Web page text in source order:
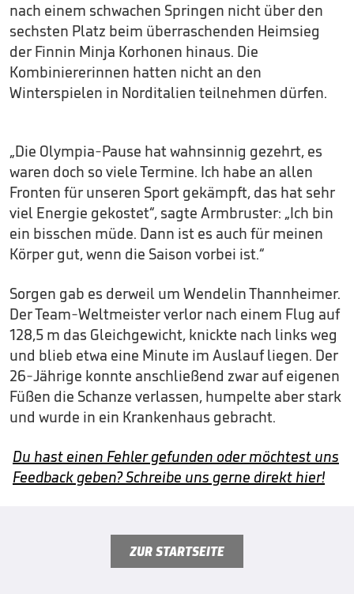
nach einem schwachen Springen nicht über den
sechsten Platz beim überraschenden Heimsieg
der Finnin Minja Korhonen hinaus. Die
Kombiniererinnen hatten nicht an den
Winterspielen in Norditalien teilnehmen dürfen.
„Die Olympia-Pause hat wahnsinnig gezehrt, es
waren doch so viele Termine. Ich habe an allen
Fronten für unseren Sport gekämpft, das hat sehr
viel Energie gekostet“, sagte Armbruster: „Ich bin
ein bisschen müde. Dann ist es auch für meinen
Körper gut, wenn die Saison vorbei ist.“
Sorgen gab es derweil um Wendelin Thannheimer.
Der Team-Weltmeister verlor nach einem Flug auf
128,5 m das Gleichgewicht, knickte nach links weg
und blieb etwa eine Minute im Auslauf liegen. Der
26-Jährige konnte anschließend zwar auf eigenen
Füßen die Schanze verlassen, humpelte aber stark
und wurde in ein Krankenhaus gebracht.
Du hast einen Fehler gefunden oder möchtest uns
Feedback geben? Schreibe uns gerne direkt hier!
ZUR STARTSEITE